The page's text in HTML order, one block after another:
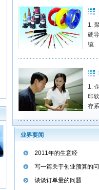
1.
硬
缆...
1.
印
存
业界要闻
2011年的生意经
写一篇关于创业预算的
谈谈订单量的问题